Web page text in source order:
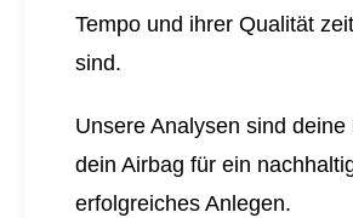
Tempo und ihrer Qualität
sind.
Unsere Analysen sind deine
dein Airbag für ein
erfolgreiches Anlegen.